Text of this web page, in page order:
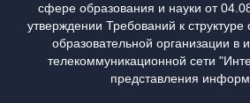
сфере образования и науки от
утверждении Требований к
образовательной организации
телекоммуникационной сети
представления